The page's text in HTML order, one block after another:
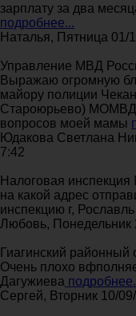
зарплату за два
подробнее...
Наталья, Пятница 01/
Управление МВД
Выражаю огромную
майору полиции
Староюрьево) МОМВД
вопросов моей мамы
Юдакова Светлана
7:42
Налоговая
на какой адрес
инспекцию г,
Любовь, Понедельник
Гиагинский районный
Очень плохо
Дагужиева
Сергей, Вторник 10/